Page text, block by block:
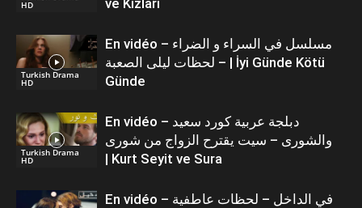
HD
Turkish Drama
HD
En vidéo – مسلسل في السراء و الضراء
– لحظات ليلى الصعبة | İyi Günde Kötü
Günde
Turkish Drama
HD
En vidéo – دبلجة عربية كورد سعيد
والشورى – سيت يقترح الزواج من شورى
| Kurt Seyit ve Sura
En vidéo – في الداخل – لحظات عاطفية